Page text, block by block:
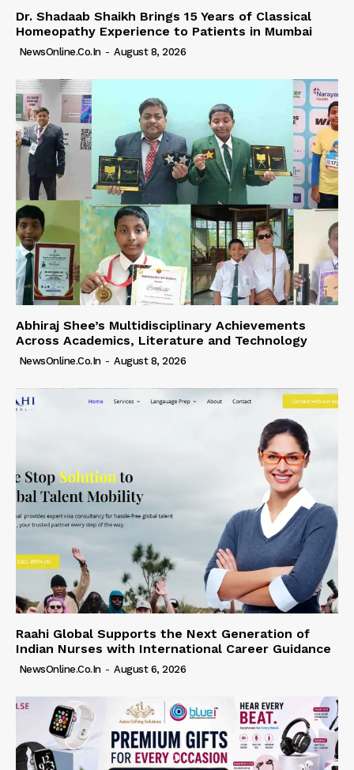
Dr. Shadaab Shaikh Brings 15 Years of Classical
Homeopathy Experience to Patients in Mumbai
NewsOnline.co.in - August 8, 2026
Abhiraj Shee’s Multidisciplinary Achievements
Across Academics, Literature and Technology
NewsOnline.co.in - August 8, 2026
Raahi Global Supports the Next Generation of
Indian Nurses with International Career Guidance
NewsOnline.co.in - August 6, 2026